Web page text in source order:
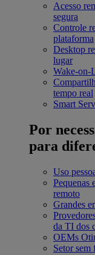
Acesso
segura
Controle
plataforma
Desktop
lugar
Wake-on-
tempo real
Smart
Por
para
Uso
Pequenas
remoto
Grandes
da TI dos
OEMs
Setor sem